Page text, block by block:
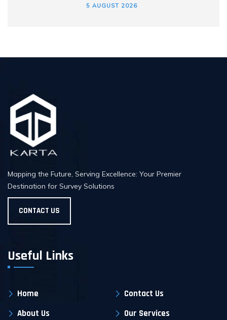
5 AUGUST 2026
Mapping the Future, Serving Excellence: Your Premier
Destination for Survey Solutions
CONTACT US
Useful Links
Home
Contact Us
About Us
Our Services